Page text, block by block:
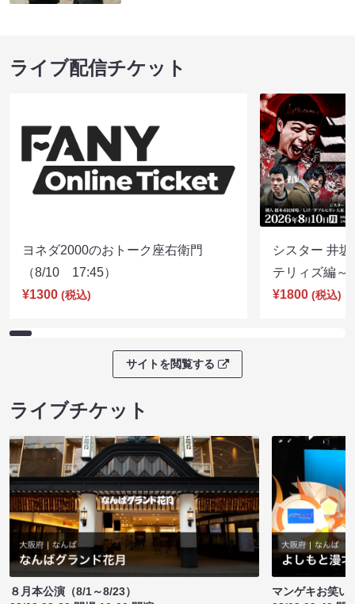
ライブ配信チケット
ヨネダ2000のおトーク座右衛門
（8/10 17:45）
¥1300 (税込)
シスター 井
テリィズ編
¥1800 (税込)
サイトを閲覧する
ライブチケット
８月本公演（8/1～8/23）
マンゲキお笑い